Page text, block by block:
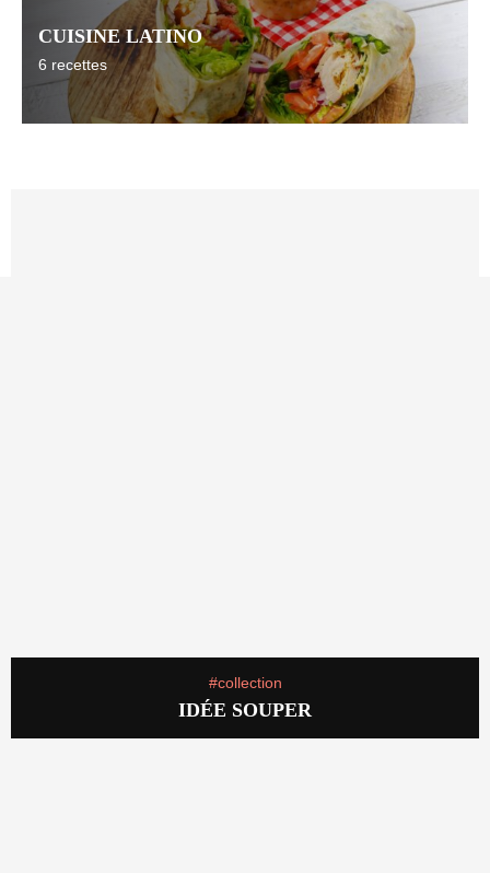
CUISINE LATINO
6 recettes
#collection
IDÉE SOUPER